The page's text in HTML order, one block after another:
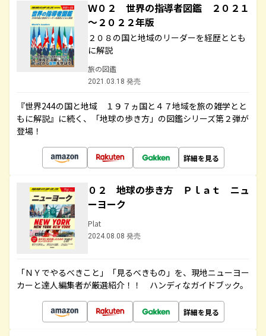
Ｗ０２ 世界の指導者図鑑 ２０２１
～２０２２年版
２０８の国と地域のリーダーを経歴ととも
に解説
旅の図鑑
2021.03.18 発売
『世界244の国と地域 １９７ヵ国と４７地域を旅の雑学とと
もに解説』に続く、「地球の歩き方」の図鑑シリーズ第２弾が
登場！
詳細を見る
０２ 地球の歩き方 Ｐｌａｔ ニュ
ーヨーク
Plat
2024.08.08 発売
「ＮＹでやるべきこと」「見るべきもの」を、現地ニューヨー
カーと達人編集者が厳選紹介！！ ハンディなガイドブック。
詳細を見る